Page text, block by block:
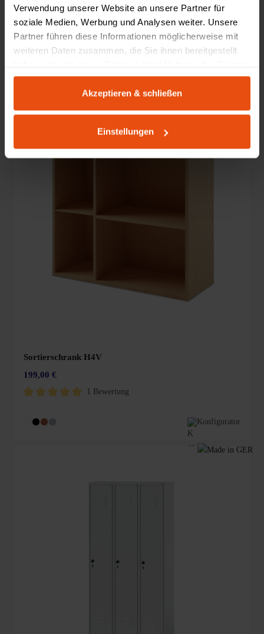
Verwendung unserer Website an unsere Partner für
soziale Medien, Werbung und Analysen weiter. Unsere
Partner führen diese Informationen möglicherweise mit
weiteren Daten zusammen, die Sie ihnen bereitgestellt
gesammelt haben.
Akzeptieren & schließen
Einstellungen
Classic PLUS Schließfachschrank, 12 Fächer, 120 cm
862,20 €
1 Bewertung
Sortierschrank H4V
199,00 €
1 Bewertung
Konfigurator